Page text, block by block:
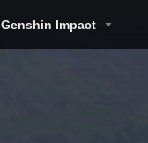
Genshin Impact